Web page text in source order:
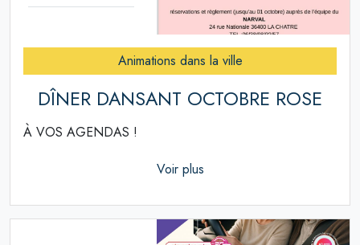
Animations dans la ville
DÎNER DANSANT OCTOBRE ROSE
À VOS AGENDAS !
Voir plus